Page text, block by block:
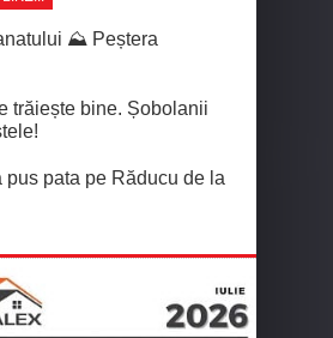
⛰️ Peștera
trăiește bine. Șobolanii
pus pata pe Răducu de la